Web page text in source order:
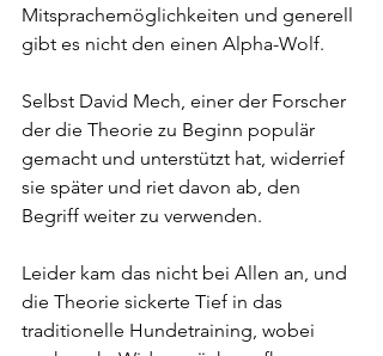
Mitsprachemöglichkeiten und generell
gibt es nicht den einen Alpha-Wolf.
Selbst David Mech, einer der Forscher
der die Theorie zu Beginn populär
gemacht und unterstützt hat, widerrief
sie später und riet davon ab, den
Begriff weiter zu verwenden.
Leider kam das nicht bei Allen an, und
die Theorie sickerte Tief in das
traditionelle Hundetraining, wobei